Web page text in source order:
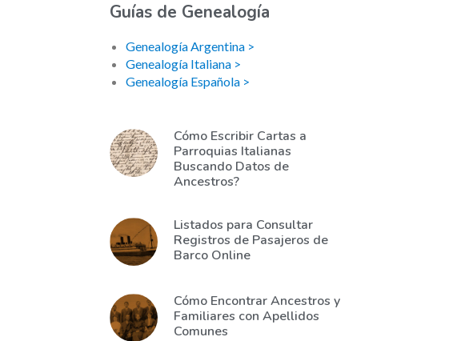
Guías de Genealogía
Genealogía Argentina >
Genealogía Italiana >
Genealogía Española >
Cómo Escribir Cartas a
Parroquias Italianas
Buscando Datos de
Ancestros?
Listados para Consultar
Registros de Pasajeros de
Barco Online
Cómo Encontrar Ancestros y
Familiares con Apellidos
Comunes